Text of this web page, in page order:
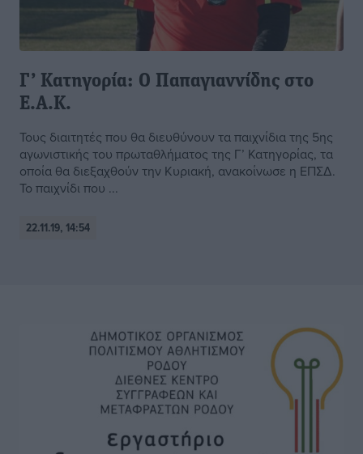
Γ’ Κατηγορία: Ο Παπαγιαννίδης στο
Ε.Α.Κ.
Τους διαιτητές που θα διευθύνουν τα παιχνίδια της 5ης
αγωνιστικής του πρωταθλήματος της Γ’ Κατηγορίας, τα
οποία θα διεξαχθούν την Κυριακή, ανακοίνωσε η ΕΠΣΔ.
Το παιχνίδι που ...
22.11.19, 14:54